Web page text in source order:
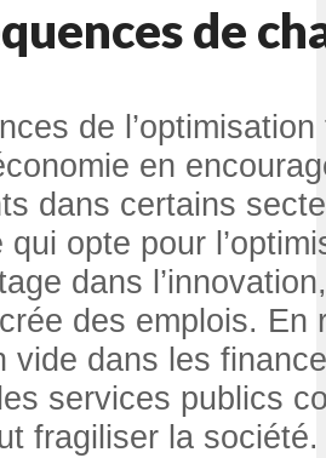
de
de
en
dans certains
opte pour
dans
des emplois. En
vide dans les
services publics
fragiliser la société.